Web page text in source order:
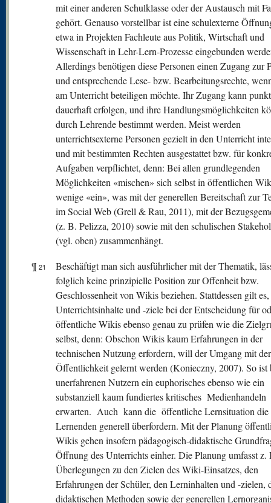
mit einer anderen Schulklasse oder der Austausch mit
gehört. Genauso vorstellbar ist eine schulexterne
etwa in Projekten Fachleute aus Politik, Wirtschaft und
Wissenschaft in Lehr-Lern-Prozesse eingebunden
Allerdings benötigen diese Personen einen Zugang zur
und entsprechende Lese- bzw. Bearbeitungsrechte,
am Unterricht beteiligen möchte. Ihr Zugang kann
dauerhaft erfolgen, und ihre Handlungsmöglichkeiten
durch Lehrende bestimmt werden. Meist werden
unterrichtsexterne Personen gezielt in den Unterricht
und mit bestimmten Rechten ausgestattet bzw. für
Aufgaben verpflichtet, denn: Bei allen grundlegenden
Möglichkeiten «mischen» sich selbst in öffentlichen
wenige «ein», was mit der generellen Bereitschaft zur
im Social Web (Grell & Rau, 2011), mit der
(z. B. Pelizza, 2010) sowie mit den schulischen
(vgl. oben) zusammenhängt.
¶ 21
Beschäftigt man sich ausführlicher mit der Thematik,
folglich keine prinzipielle Position zur Offenheit bzw.
Geschlossenheit von Wikis beziehen. Stattdessen gilt
Unterrichtsinhalte und -ziele bei der Entscheidung für
öffentliche Wikis ebenso genau zu prüfen wie die
selbst, denn: Obschon Wikis kaum Erfahrungen in der
technischen Nutzung erfordern, will der Umgang mit der
Öffentlichkeit gelernt werden (Konieczny, 2007). So ist
unerfahrenen Nutzern ein euphorisches ebenso wie ein
substanziell kaum fundiertes kritisches
erwarten. Auch kann die öffentliche Lernsituation die
Lernenden generell überfordern. Mit der Planung
Wikis gehen insofern pädagogisch-didaktische
Öffnung des Unterrichts einher. Die Planung umfasst z.
Überlegungen zu den Zielen des Wiki-Einsatzes, den
Erfahrungen der Schüler, den Lerninhalten und -zielen,
didaktischen Methoden sowie der generellen